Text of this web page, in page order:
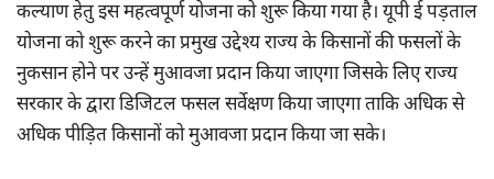
कल्याण हेतु इस महत्वपूर्ण योजना को शुरू किया गया है। यूपी ई पड़ताल
योजना को शुरू करने का प्रमुख उद्देश्य राज्य के किसानों की फसलों के
नुकसान होने पर उन्हें मुआवजा प्रदान किया जाएगा जिसके लिए राज्य
सरकार के द्वारा डिजिटल फसल सर्वेक्षण किया जाएगा ताकि अधिक से
अधिक पीड़ित किसानों को मुआवजा प्रदान किया जा सके।